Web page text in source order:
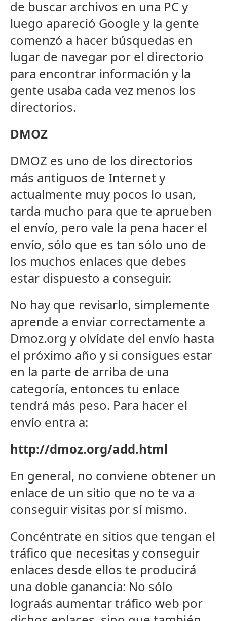
de buscar archivos en una PC y
luego apareció Google y la gente
comenzó a hacer búsquedas en
lugar de navegar por el directorio
para encontrar información y la
gente usaba cada vez menos los
directorios.
DMOZ
DMOZ es uno de los directorios
más antiguos de Internet y
actualmente muy pocos lo usan,
tarda mucho para que te aprueben
el envío, pero vale la pena hacer el
envío, sólo que es tan sólo uno de
los muchos enlaces que debes
estar dispuesto a conseguir.
No hay que revisarlo, simplemente
aprende a enviar correctamente a
Dmoz.org y olvídate del envío hasta
el próximo año y si consigues estar
en la parte de arriba de una
categoría, entonces tu enlace
tendrá más peso. Para hacer el
envío entra a:
http://dmoz.org/add.html
En general, no conviene obtener un
enlace de un sitio que no te va a
conseguir visitas por sí mismo.
Concéntrate en sitios que tengan el
tráfico que necesitas y conseguir
enlaces desde ellos te producirá
una doble ganancia: No sólo
lograás aumentar tráfico web por